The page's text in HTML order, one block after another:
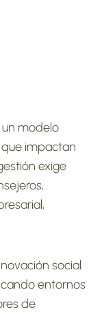
un modelo
impactan
exige
social
entornos
de